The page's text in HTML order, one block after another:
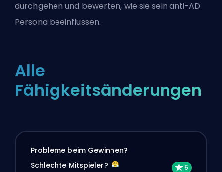
durchgehen und bewerten, wie sie sein anti-AD
Persona beeinflussen.
Alle
Fähigkeitsänderungen
Probleme beim Gewinnen?
Schlechte Mitspieler?